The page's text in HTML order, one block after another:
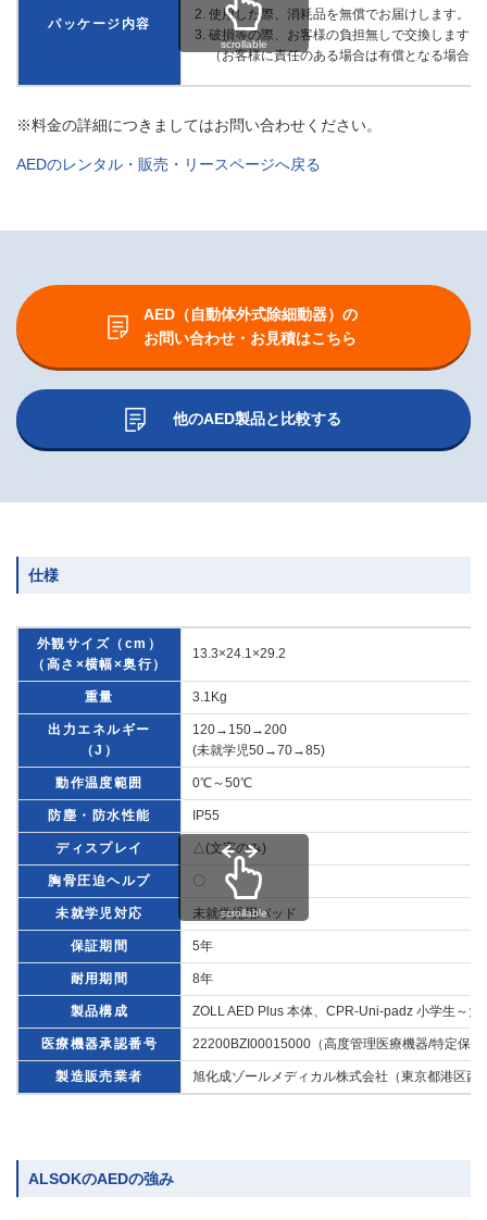
パッケージ内容
使用した際、消耗品を無償でお届けします。
破損等の際、お客様の負担無しで交換します。
（お客様に責任のある場合は有償となる場合が
scrollable
※料金の詳細につきましてはお問い合わせください。
AEDのレンタル・販売・リースページへ戻る
AED（自動体外式除細動器）の
お問い合わせ・お見積はこちら
他のAED製品と比較する
仕様
外観サイズ（cm）
（高さ×横幅×奥行）
13.3×24.1×29.2
重量 3.1Kg
出力エネルギー
（J）
120→150→200
(未就学児50→70→85)
動作温度範囲 0℃～50℃
防塵・防水性能 IP55
ディスプレイ △(文字のみ)
胸骨圧迫ヘルプ 〇
未就学児対応 未就学児用パッド
保証期間 5年
耐用期間 8年
製品構成 ZOLL AED Plus 本体、CPR-Uni-padz 小学生～
医療機器承認番号 22200BZI00015000（高度管理医療機器/特定保
製造販売業者 旭化成ゾールメディカル株式会社（東京都港区西
scrollable
ALSOKのAEDの強み